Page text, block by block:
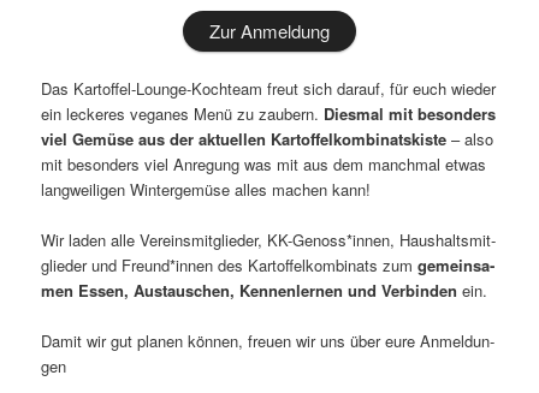
Zur Anmel­dung
Das Kar­tof­fel-Lounge-Koch­team freut sich dar­auf, für euch wie­der
ein lecke­res vega­nes Menü zu zau­bern. Dies­mal mit beson­ders
viel Gemü­se aus der aktu­el­len Kar­tof­fel­kom­bi­nats­kis­te – also
mit beson­ders viel Anre­gung was mit aus dem manch­mal etwas
lang­wei­li­gen Win­ter­ge­mü­se alles machen kann!
Wir laden alle Ver­eins­mit­glie­der, KK-Genoss*innen, Haus­halts­mit­
glie­der und Freund*innen des Kar­tof­fel­kom­bi­nats zumgemein­sa­
men Essen, Aus­tau­schen, Ken­nen­ler­nen und Ver­bin­den ein.
Damit wir gut pla­nen kön­nen, freu­en wir uns über eure Anmel­dun­
gen